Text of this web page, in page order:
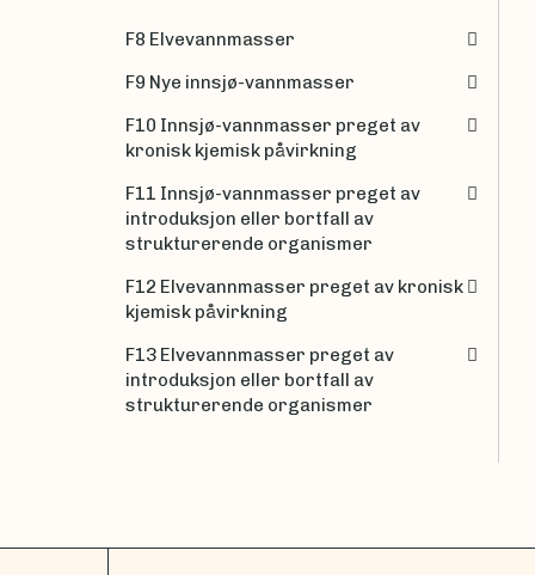
F8 Elvevannmasser
F9 Nye innsjø-vannmasser
F10 Innsjø-vannmasser preget av
kronisk kjemisk påvirkning
F11 Innsjø-vannmasser preget av
introduksjon eller bortfall av
strukturerende organismer
F12 Elvevannmasser preget av kronisk
kjemisk påvirkning
F13 Elvevannmasser preget av
introduksjon eller bortfall av
strukturerende organismer